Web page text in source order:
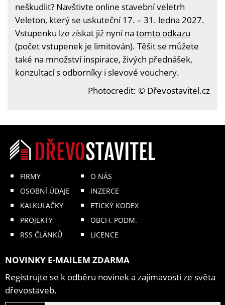
neškudlit? Navštivte online stavební veletrh
Veleton, který se uskuteční 17. – 31. ledna 2027.
Vstupenku lze získat již nyní na tomto odkazu
(počet vstupenek je limitován). Těšit se můžete
také na množství inspirace, živých přednášek,
konzultací s odborníky i slevové vouchery.
Photocredit: © Dřevostavitel.cz
FIRMY
OSOBNÍ ÚDAJE
KALKULAČKY
PROJEKTY
RSS ČLÁNKŮ
O NÁS
INZERCE
ETICKÝ KODEX
OBCH. PODM.
LICENCE
NOVINKY E-MAILEM ZDARMA
Registrujte se k odběru novinek a zajímavostí ze světa
dřevostaveb.